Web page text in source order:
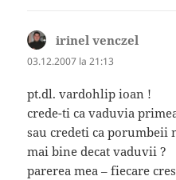
irinel venczel
03.12.2007 la 21:13
pt.dl. vardohlip ioan !
crede-ti ca vaduvia
sau credeti ca porumbeii
mai bine decat vaduvii ?
parerea mea – fiecare